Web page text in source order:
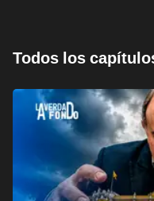
Todos los